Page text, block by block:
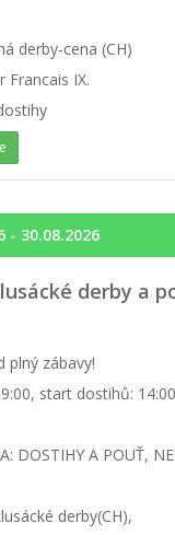
derby-cena (CH)
IX.
- 30.08.2026
derby a
plný zábavy!
start dostihů: 14:00
DOSTIHY A POUŤ,
derby(CH),